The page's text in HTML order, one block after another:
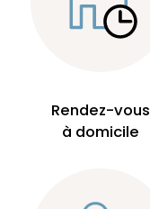
Rendez-vous
à domicile